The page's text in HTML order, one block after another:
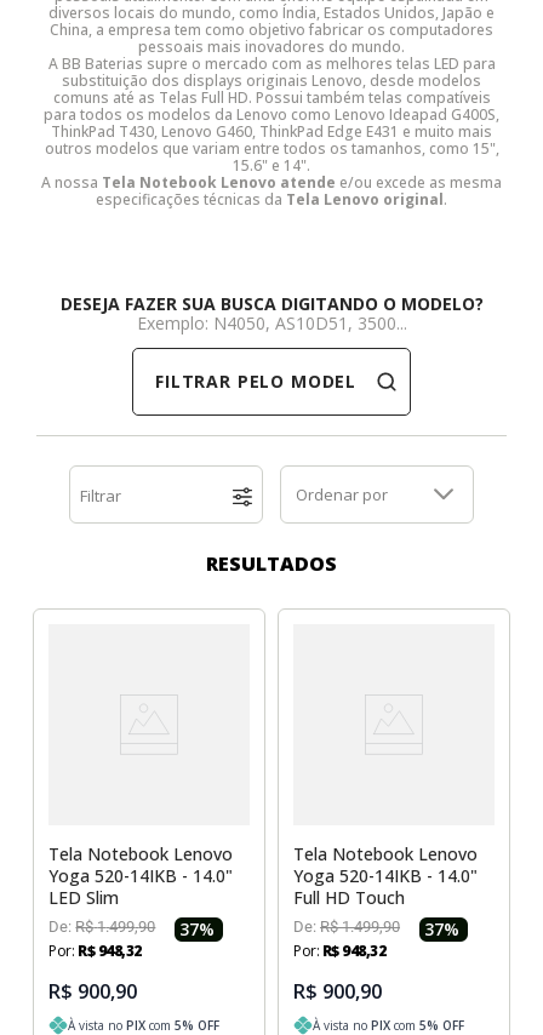
Toshiba
Itautec
Toshiba
Positivo
Samsung
Tela para Iphone
Samsung
Sony Vaio
Samsung
DDR3
SSD M.2 SATA
SSD M.2 NVME
Cooler Interno
Dobradiça Notebook
diversos locais do mundo, como Índia, Estados Unidos, Japão e
China, a empresa tem como objetivo fabricar os computadores
pessoais mais inovadores do mundo.
A BB Baterias supre o mercado com as melhores telas LED para
substituição dos displays originais Lenovo, desde modelos
comuns até as Telas Full HD. Possui também telas compatíveis
para todos os modelos da Lenovo como Lenovo Ideapad G400S,
ThinkPad T430, Lenovo G460, ThinkPad Edge E431 e muito mais
outros modelos que variam entre todos os tamanhos, como 15",
15.6" e 14".
A nossa Tela Notebook Lenovo atende e/ou excede as mesma
especificações técnicas da Tela Lenovo original.
DESEJA FAZER SUA BUSCA DIGITANDO O MODELO?
Exemplo: N4050, AS10D51, 3500...
FILTRAR PELO MODELO
Filtrar Ordenar por
RESULTADOS
Tela Notebook Lenovo
Yoga 520-14IKB - 14.0"
LED Slim
De:R$ 1.499,90 37%
Por: R$ 948,32
R$ 900,90
À vista noPIX com5% OFF
Tela Notebook Lenovo
Yoga 520-14IKB - 14.0"
Full HD Touch
De: R$ 1.499,90 37%
Por: R$948,32
R$ 900,90
À vista no PIX com 5% OFF